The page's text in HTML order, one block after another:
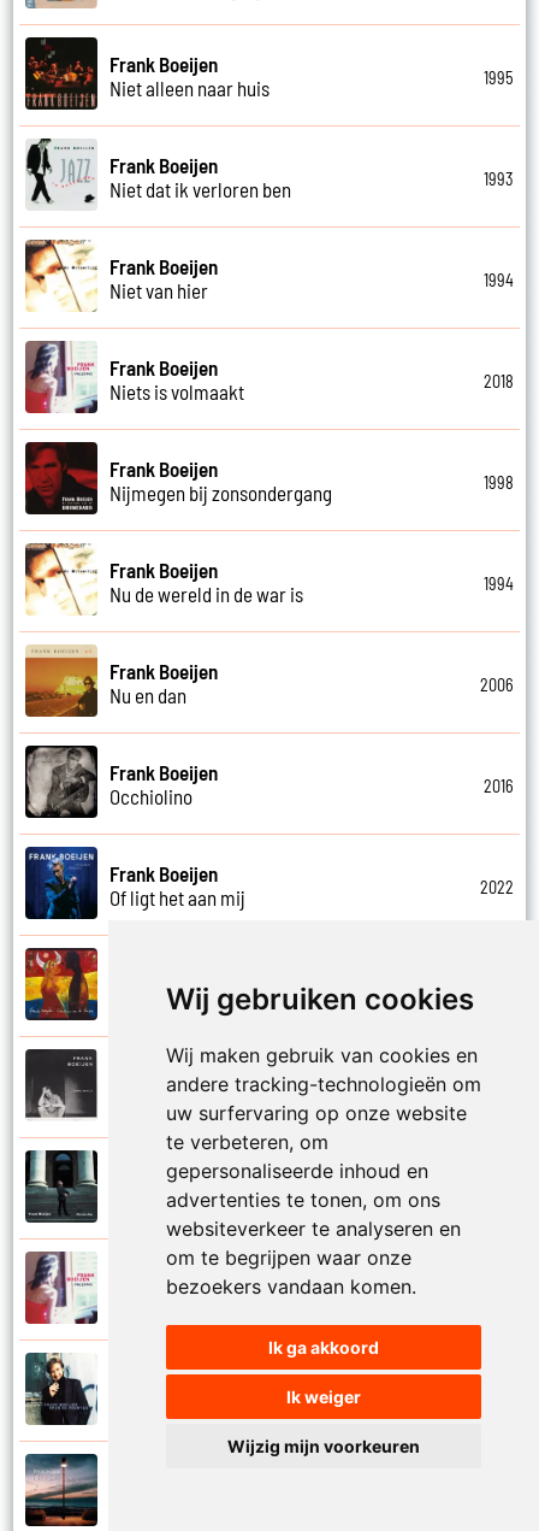
Wij gebruiken cookies
Wij maken gebruik van cookies en
andere tracking-technologieën om
uw surfervaring op onze website
te verbeteren, om
gepersonaliseerde inhoud en
advertenties te tonen, om ons
websiteverkeer te analyseren en
om te begrijpen waar onze
bezoekers vandaan komen.
Ik ga akkoord
Ik weiger
Wijzig mijn voorkeuren
Frank Boeijen
Niet alleen naar huis
1995
Frank Boeijen
Niet dat ik verloren ben
1993
Frank Boeijen
Niet van hier
1994
Frank Boeijen
Niets is volmaakt
2018
Frank Boeijen
Nijmegen bij zonsondergang
1998
Frank Boeijen
Nu de wereld in de war is
1994
Frank Boeijen
Nu en dan
2006
Frank Boeijen
Occhiolino
2016
Frank Boeijen
Of ligt het aan mij
2022
Onder ons
Frank Boeijen
Onschuld
Frank Boeijen
Op een dag
Frank Boeijen
Op het terras
Frank Boeijen